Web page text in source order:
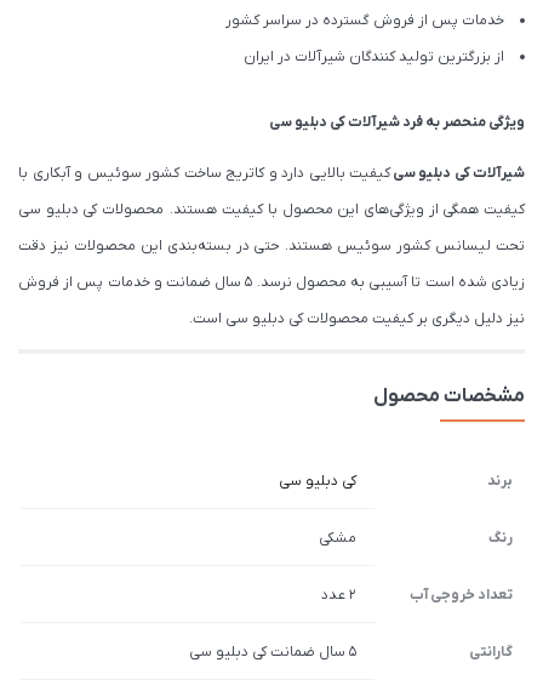
خدمات پس از فروش گسترده در سراسر کشور
از بزرگترین تولید کنندگان شیرآلات در ایران
ویژگی منحصر به فرد شیرآلات کی دبلیو سی
شیرآلاتکی دبلیو سیکیفیت بالایی دارد و کاتریج ساخت کشور سوئیس و آبکاری با
کیفیت همگی از ویژگی‌های این محصول با کیفیت هستند. محصولات کی دبلیو سی
تحت لیسانس کشور سوئیس هستند. حتی در بسته‌بندی این محصولات نیز دقت
زیادی شده است تا آسیبی به محصول نرسد. 5 سال ضمانت و خدمات پس از فروش
نیز دلیل دیگری بر کیفیت محصولات کی دبلیو سی است.
مشخصات محصول
برند کی دبلیو سی
رنگ مشکی
تعداد خروجی آب 2 عدد
گارانتی 5 سال ضمانت کی دبلیو سی